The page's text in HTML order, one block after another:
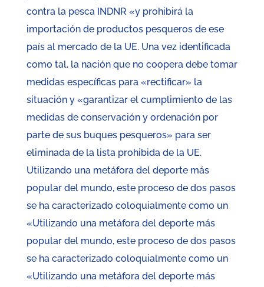
contra la pesca INDNR «y prohibirá la
importación de productos pesqueros de ese
país al mercado de la UE. Una vez identificada
como tal, la nación que no coopera debe tomar
medidas específicas para «rectificar» la
situación y «garantizar el cumplimiento de las
medidas de conservación y ordenación por
parte de sus buques pesqueros» para ser
eliminada de la lista prohibida de la UE.
Utilizando una metáfora del deporte más
popular del mundo, este proceso de dos pasos
se ha caracterizado coloquialmente como un
«Utilizando una metáfora del deporte más
popular del mundo, este proceso de dos pasos
se ha caracterizado coloquialmente como un
«Utilizando una metáfora del deporte más